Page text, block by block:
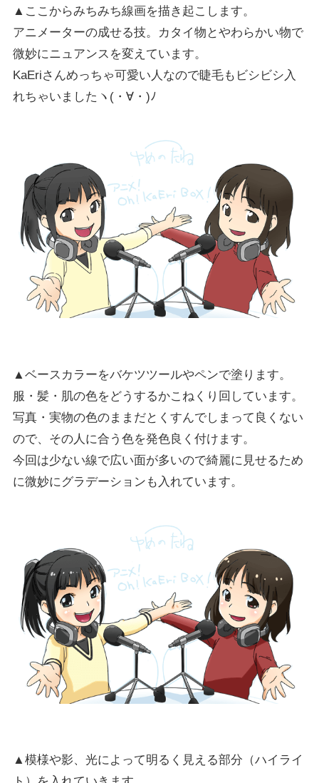
▲ここからみちみち線画を描き起こします。
アニメーターの成せる技。カタイ物とやわらかい物で
微妙にニュアンスを変えています。
KaEriさんめっちゃ可愛い人なので睫毛もビシビシ入
れちゃいましたヽ(・∀・)ﾉ
▲ベースカラーをバケツツールやペンで塗ります。
服・髪・肌の色をどうするかこねくり回しています。
写真・実物の色のままだとくすんでしまって良くない
ので、その人に合う色を発色良く付けます。
今回は少ない線で広い面が多いので綺麗に見せるため
に微妙にグラデーションも入れています。
▲模様や影、光によって明るく見える部分（ハイライ